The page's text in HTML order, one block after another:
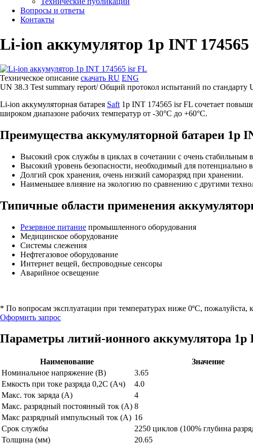
Вопросы и ответы
Контакты
Li-ion аккумулятор 1p INT
Техническое описание скачать RU ENG
UN 38.3 Test summary report/ Общий протокол испытаний по стандарту
Li-ion аккумуляторная батарея Saft 1p INT 174565 isr FL сочетает
широком диапазоне рабочих температур от -30°C до +60°C.
Преимущества аккумуляторной батареи 1p
Высокий срок службы в циклах в сочетании с очень стабильным
Высокий уровень безопасности, необходимый для потенциально
Долгий срок хранения, очень низкий саморазряд при хранении.
Наименьшее влияние на экологию по сравнению с другими
Типичные области применения
Резервное питание промышленного оборудования
Медицинское оборудование
Системы слежения
Нефтегазовое оборудование
Интернет вещей, беспроводные сенсоры
Аварийное освещение
* По вопросам эксплуатации при температурах ниже 0ºС, пожалуйста,
Оформить запрос
Параметры литий-ионного аккумулятора 1p
Наименование
Значение
Номинальное напряжение (В)
3.65
Емкость при токе разряда 0,2С (Ач)
4.0
Макс. ток заряда (А)
4
Макс. разрядный постоянный ток (А) 8
Макс разрядный импульсный ток (А) 16
Срок службы
2250 циклов (100% глубина
Толщина (мм)
20.65